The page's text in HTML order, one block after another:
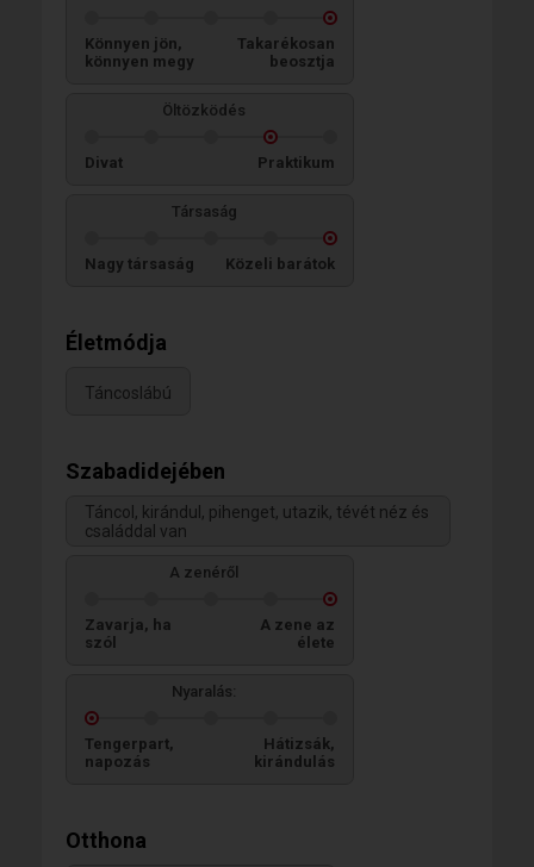
Könnyen jön,
könnyen megy
Takarékosan
beosztja
Öltözködés
Divat Praktikum
Társaság
Nagy társaság Közeli barátok
Életmódja
Táncoslábú
Szabadidejében
Táncol, kirándul, pihenget, utazik, tévét néz és
családdal van
A zenéről
Zavarja, ha
szól
A zene az
élete
Nyaralás:
Tengerpart,
napozás
Hátizsák,
kirándulás
Otthona